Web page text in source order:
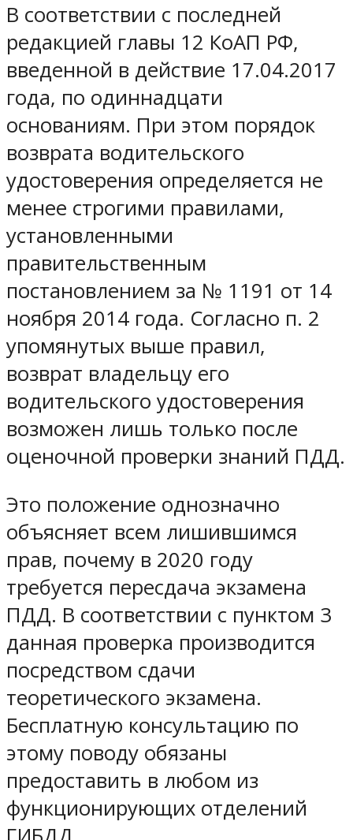
В соответствии с последней
редакцией главы 12 КоАП РФ,
введенной в действие 17.04.2017
года, по одиннадцати
основаниям. При этом порядок
возврата водительского
удостоверения определяется не
менее строгими правилами,
установленными
правительственным
постановлением за № 1191 от 14
ноября 2014 года. Согласно п. 2
упомянутых выше правил,
возврат владельцу его
водительского удостоверения
возможен лишь только после
оценочной проверки знаний ПДД.
Это положение однозначно
объясняет всем лишившимся
прав, почему в 2020 году
требуется пересдача экзамена
ПДД. В соответствии с пунктом 3
данная проверка производится
посредством сдачи
теоретического экзамена.
Бесплатную консультацию по
этому поводу обязаны
предоставить в любом из
функционирующих отделений